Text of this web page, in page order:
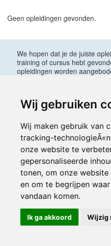
Wij gebruiken
Wij maken gebruik van
tracking-
onze website te
gepersonaliseerde
tonen, om onze
en om te begrijpen
vandaan komen.
Ik ga akkoord Wijzig
Geen opleidingen gevonden.
We hopen dat je de juiste
training of cursus hebt
opleidingen worden
© 2000-2026 UFE Media:
Partners:Autowereld.com |